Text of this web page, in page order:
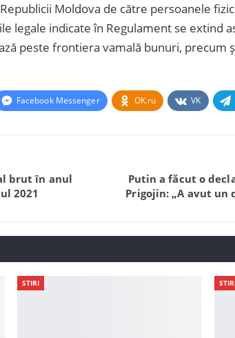
Moldova de către persoanele
legale indicate în Regulament se extind
peste frontiera vamală bunuri, precum
Facebook Messenger OK.ru VK
brut în anul
2021
Putin a făcut o
Prigojin: „A avut un
STIRI